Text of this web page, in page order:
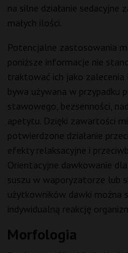
na silne działanie sedacyjne
małych ilości.
Potencjalne zastosowania
poniższe informacje nie
traktować ich jako zalecenia
bywa używana w przypadku
stawowego, bezsenności,
apetytu. Dzięki zawartości
potwierdzone działanie
efekty relaksacyjne i
Orientacyjne dawkowanie
suszu w waporyzatorze lub
użytkowników dawki można
indywidualną reakcję
Morfologia